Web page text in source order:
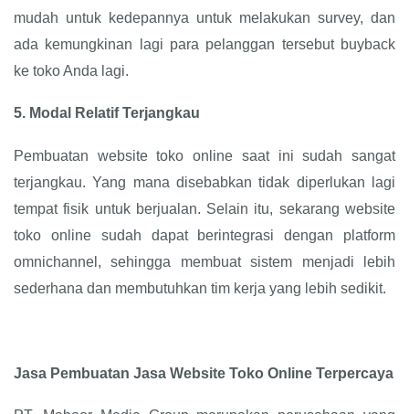
mudah untuk kedepannya untuk melakukan survey, dan
ada kemungkinan lagi para pelanggan tersebut buyback
ke toko Anda lagi.
5. Modal Relatif Terjangkau
Pembuatan website toko online saat ini sudah sangat
terjangkau. Yang mana disebabkan tidak diperlukan lagi
tempat fisik untuk berjualan. Selain itu, sekarang website
toko online sudah dapat berintegrasi dengan platform
omnichannel, sehingga membuat sistem menjadi lebih
sederhana dan membutuhkan tim kerja yang lebih sedikit.
Jasa Pembuatan Jasa Website Toko Online Terpercaya